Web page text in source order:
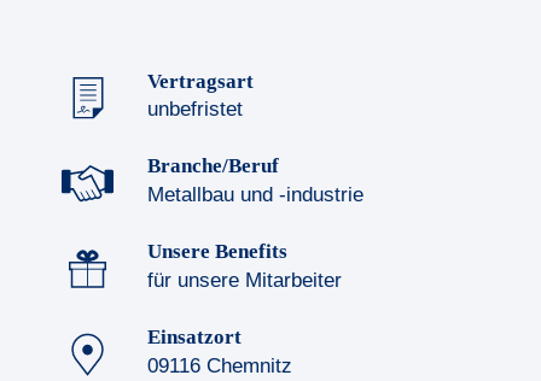
Vertragsart
unbefristet
Branche/Beruf
Metallbau und -industrie
Unsere Benefits
für unsere Mitarbeiter
Einsatzort
09116 Chemnitz